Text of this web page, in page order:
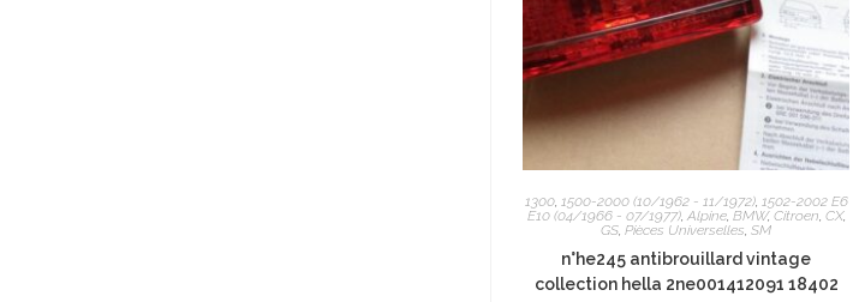
1300, 1500-2000 (10/1962 - 11/1972), 1502-2002 E6
E10 (04/1966 - 07/1977), Alpine, BMW, Citroen, CX,
GS,Pièces Universelles,SM
n°he245 antibrouillard vintage
collection hella 2ne001412091 18402